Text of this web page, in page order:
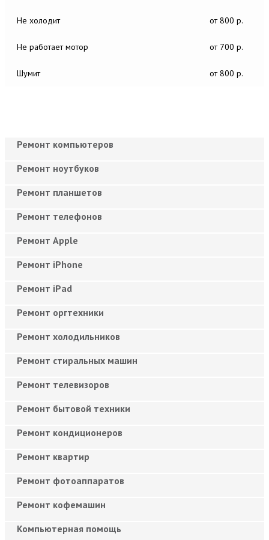
Не холодит от 800 р.
Не работает мотор от 700 р.
Шумит от 800 р.
Ремонт компьютеров
Ремонт ноутбуков
Ремонт планшетов
Ремонт телефонов
Ремонт Apple
Ремонт iPhone
Ремонт iPad
Ремонт оргтехники
Ремонт холодильников
Ремонт стиральных машин
Ремонт телевизоров
Ремонт бытовой техники
Ремонт кондиционеров
Ремонт квартир
Ремонт фотоаппаратов
Ремонт кофемашин
Компьютерная помощь